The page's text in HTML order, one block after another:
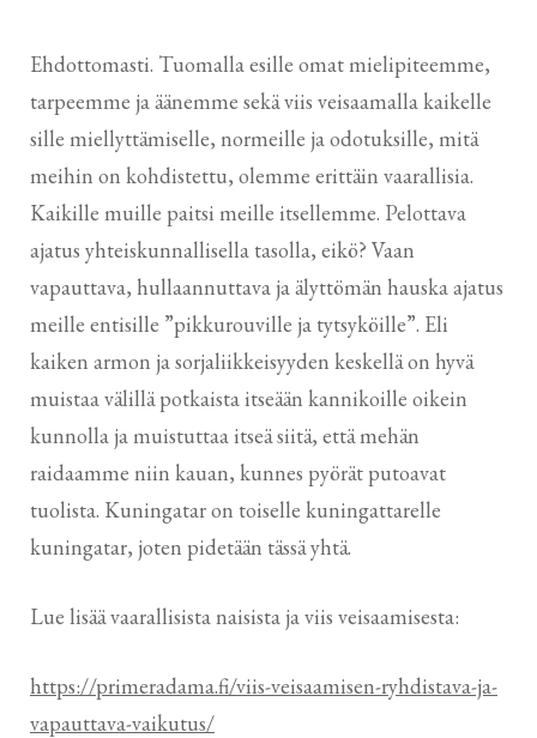
Ehdottomasti. Tuomalla esille omat mielipiteemme,
tarpeemme ja äänemme sekä viis veisaamalla kaikelle
sille miellyttämiselle, normeille ja odotuksille, mitä
meihin on kohdistettu, olemme erittäin vaarallisia.
Kaikille muille paitsi meille itsellemme. Pelottava
ajatus yhteiskunnallisella tasolla, eikö? Vaan
vapauttava, hullaannuttava ja älyttömän hauska ajatus
meille entisille ”pikkurouville ja tytsyköille”. Eli
kaiken armon ja sorjaliikkeisyyden keskellä on hyvä
muistaa välillä potkaista itseään kannikoille oikein
kunnolla ja muistuttaa itseä siitä, että mehän
raidaamme niin kauan, kunnes pyörät putoavat
tuolista. Kuningatar on toiselle kuningattarelle
kuningatar, joten pidetään tässä yhtä.
Lue lisää vaarallisista naisista ja viis veisaamisesta:
https://primeradama.fi/viis-veisaamisen-ryhdistava-ja-
vapauttava-vaikutus/